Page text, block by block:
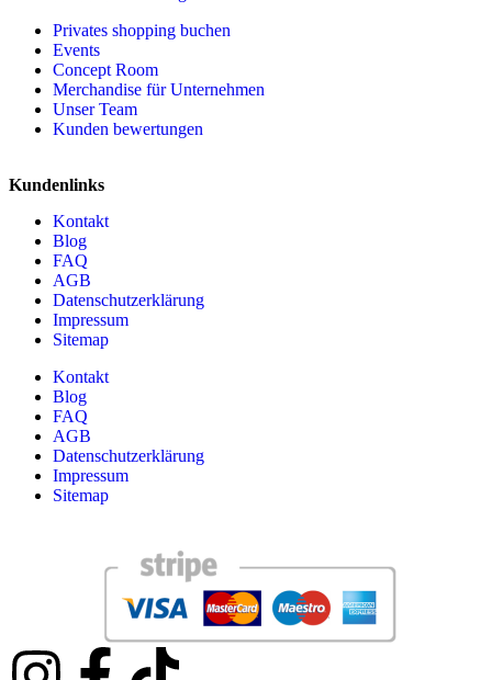
Privates shopping buchen
Events
Concept Room
Merchandise für Unternehmen
Unser Team
Kunden bewertungen
Kundenlinks
Kontakt
Blog
FAQ
AGB
Datenschutzerklärung
Impressum
Sitemap
Kontakt
Blog
FAQ
AGB
Datenschutzerklärung
Impressum
Sitemap